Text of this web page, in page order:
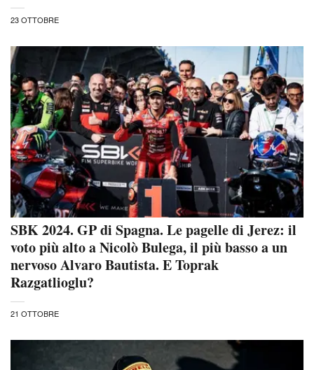
23 OTTOBRE
SBK 2024. GP di Spagna. Le pagelle di Jerez: il
voto più alto a Nicolò Bulega, il più basso a un
nervoso Alvaro Bautista. E Toprak
Razgatlioglu?
21 OTTOBRE